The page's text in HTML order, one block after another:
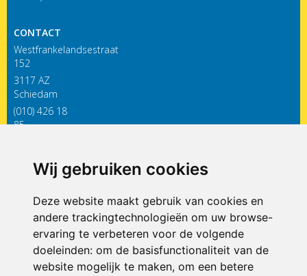
Wij gebruiken cookies
Deze website maakt gebruik van cookies en
andere trackingtechnologieën om uw browse-
ervaring te verbeteren voor de volgende
doeleinden: om de basisfunctionaliteit van de
website mogelijk te maken, om een betere
CONTACT
Westfrankelandsestraat
152
3117 AZ
Schiedam
(010) 426 18
85
ONDERDEEL VAN